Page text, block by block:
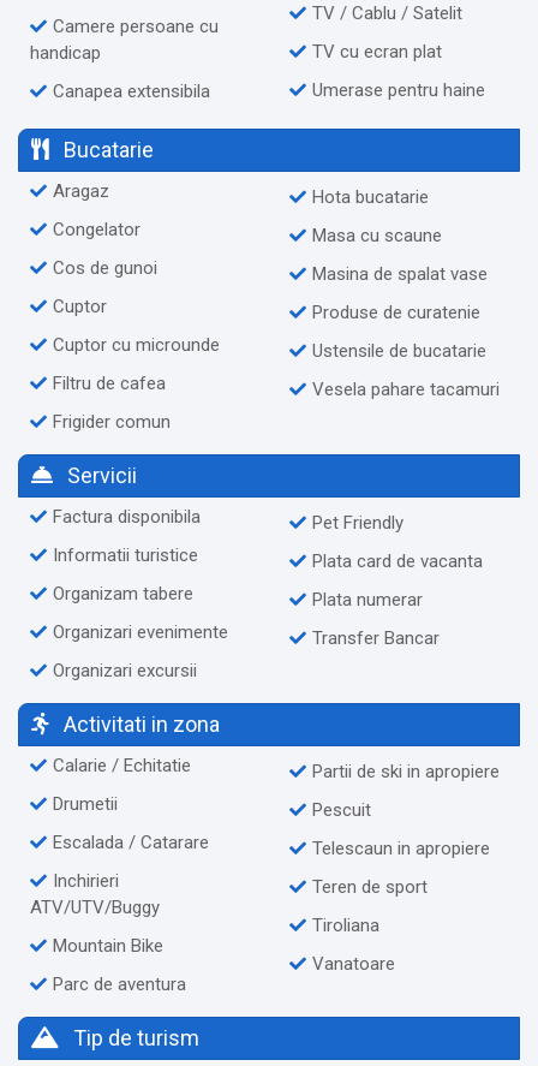
Camere persoane cu
handicap
Canapea extensibila
TV / Cablu / Satelit
TV cu ecran plat
Umerase pentru haine
Bucatarie
Aragaz
Congelator
Cos de gunoi
Cuptor
Cuptor cu microunde
Filtru de cafea
Frigider comun
Hota bucatarie
Masa cu scaune
Masina de spalat vase
Produse de curatenie
Ustensile de bucatarie
Vesela pahare tacamuri
Servicii
Factura disponibila
Informatii turistice
Organizam tabere
Organizari evenimente
Organizari excursii
Pet Friendly
Plata card de vacanta
Plata numerar
Transfer Bancar
Activitati in zona
Calarie / Echitatie
Drumetii
Escalada / Catarare
Inchirieri
ATV/UTV/Buggy
Mountain Bike
Parc de aventura
Partii de ski in apropiere
Pescuit
Telescaun in apropiere
Teren de sport
Tiroliana
Vanatoare
Tip de turism